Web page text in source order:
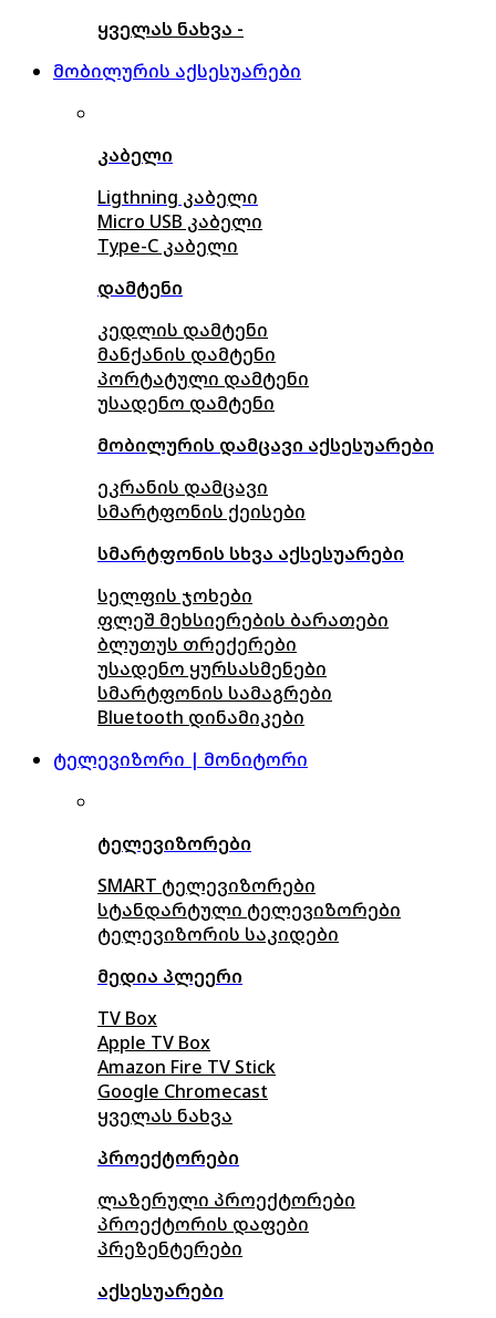
ყველას ნახვა -
მობილურის აქსესუარები
კაბელი
Ligthning კაბელი
Micro USB კაბელი
Type-C კაბელი
დამტენი
კედლის დამტენი
მანქანის დამტენი
პორტატული დამტენი
უსადენო დამტენი
მობილურის დამცავი აქსესუარები
ეკრანის დამცავი
სმარტფონის ქეისები
სმარტფონის სხვა აქსესუარები
სელფის ჯოხები
ფლეშ მეხსიერების ბარათები
ბლუთუს თრექერები
უსადენო ყურსასმენები
სმარტფონის სამაგრები
Bluetooth დინამიკები
ტელევიზორი | მონიტორი
ტელევიზორები
SMART ტელევიზორები
სტანდარტული ტელევიზორები
ტელევიზორის საკიდები
მედია პლეერი
TV Box
Apple TV Box
Amazon Fire TV Stick
Google Chromecast
ყველას ნახვა
პროექტორები
ლაზერული პროექტორები
პროექტორის დაფები
პრეზენტერები
აქსესუარები